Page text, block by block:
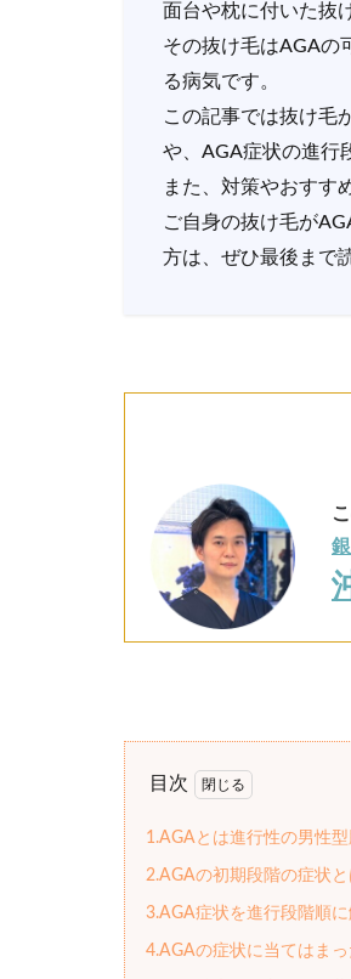
面台や枕に付いた抜
その抜け毛はAGAの
る病気です。
この記事では抜け毛
や、AGA症状の進行
また、対策やおすす
ご自身の抜け毛が
方は、ぜひ最後まで
目次
1.AGAとは進行性の男性
2.AGAの初期段階の症状
3.AGA症状を進行段階順に
4.AGAの症状に当てはま